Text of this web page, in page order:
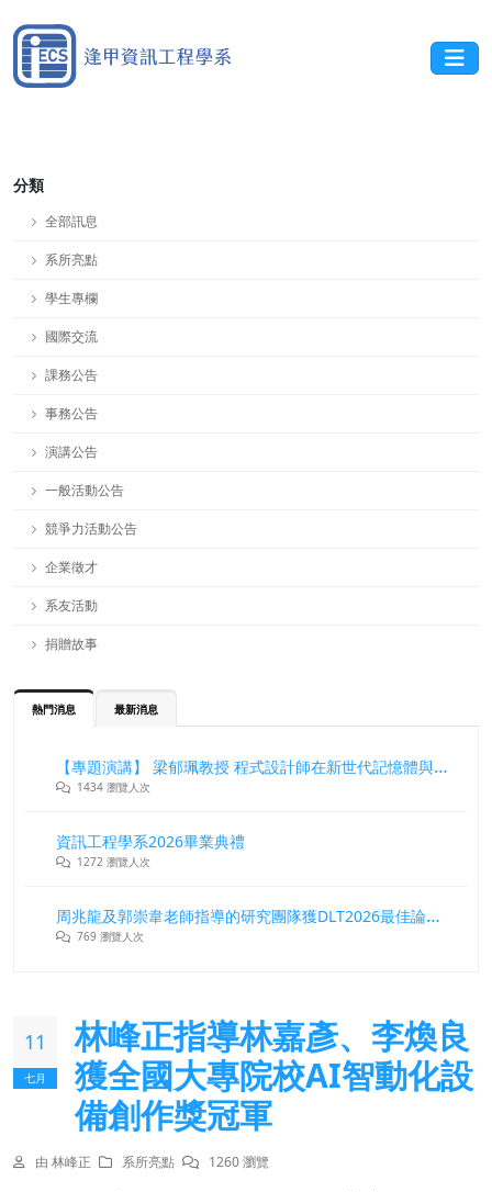
分類
全部訊息
系所亮點
學生專欄
國際交流
課務公告
事務公告
演講公告
一般活動公告
競爭力活動公告
企業徵才
系友活動
捐贈故事
熱門消息 最新消息
【專題演講】 梁郁珮教授 程式設計師在新世代記憶體與儲存系統中的角色與挑戰
1434 瀏覽人次
資訊工程學系2026畢業典禮
1272 瀏覽人次
周兆龍及郭崇韋老師指導的研究團隊獲DLT2026最佳論文獎
769 瀏覽人次
11
七月
林峰正指導林嘉彥、李煥良
獲全國大專院校AI智動化設
備創作獎冠軍
由 林峰正 系所亮點 1260 瀏覽